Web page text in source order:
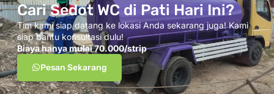
Cari Sedot WC di Pati Hari Ini?
Tim kami siap datang ke lokasi Anda sekarang juga! Kami
siap bantu konsultasi dulu!
Biaya hanya mulai 70.000/strip
Pesan Sekarang